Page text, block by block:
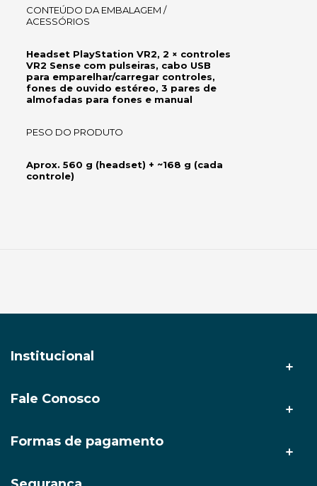
CONTEÚDO DA EMBALAGEM /
ACESSÓRIOS
Headset PlayStation VR2, 2 × controles
VR2 Sense com pulseiras, cabo USB
para emparelhar/carregar controles,
fones de ouvido estéreo, 3 pares de
almofadas para fones e manual
PESO DO PRODUTO
Aprox. 560 g (headset) + ~168 g (cada
controle)
Institucional
A AMZ Tech
Fale Conosco
(92) 98633-2878
Formas de pagamento